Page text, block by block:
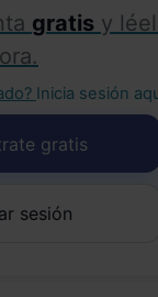
gratis y
Inicia sesión
gratis
sesión